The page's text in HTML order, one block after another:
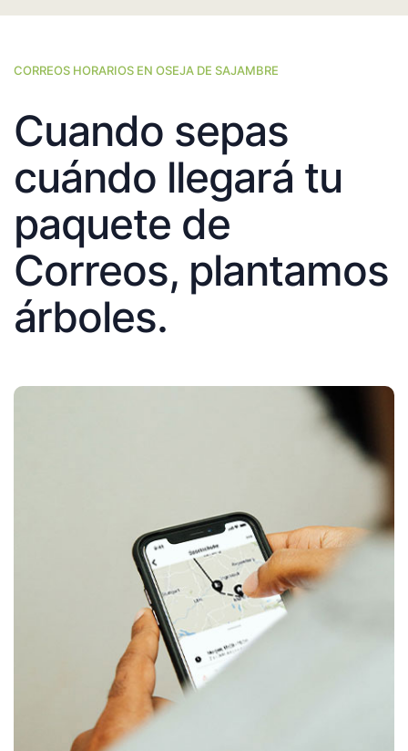
CORREOS HORARIOS EN OSEJA DE SAJAMBRE
Cuando sepas
cuándo llegará tu
paquete de
Correos, plantamos
árboles.